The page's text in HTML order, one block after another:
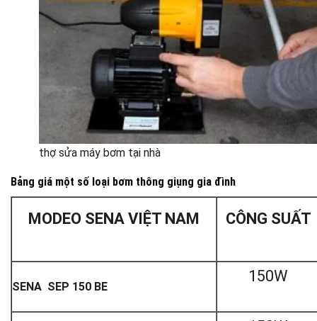
thợ sửa máy bơm tại nhà
Bảng giá một số loại bơm thông giụng gia đình
MODEO SENA VIỆT NAM CÔNG SUẤT
SENA SEP 150 BE
150W